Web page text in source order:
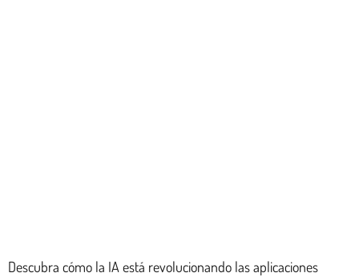
Descubra cómo la IA está revolucionando las aplicaciones